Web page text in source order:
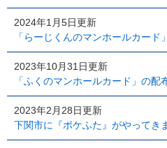
2024年1月5日更新
「らーじくんのマンホールカード
2023年10月31日更新
「ふくのマンホールカード」の配
2023年2月28日更新
下関市に『ポケふた』がやってき